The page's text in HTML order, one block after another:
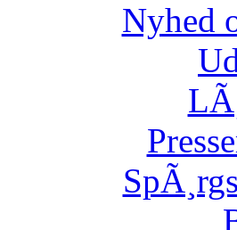
Nyhed